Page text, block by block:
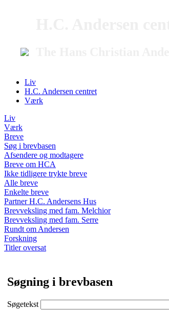
Liv
H.C. Andersen centret
Værk
Liv
Værk
Breve
Søg i brevbasen
Afsendere og modtagere
Breve om HCA
Ikke tidligere trykte breve
Alle breve
Enkelte breve
Partner H.C. Andersens Hus
Brevveksling med fam. Melchior
Brevveksling med fam. Serre
Rundt om Andersen
Forskning
Titler oversat
Søgning i brevbasen
Søgetekst